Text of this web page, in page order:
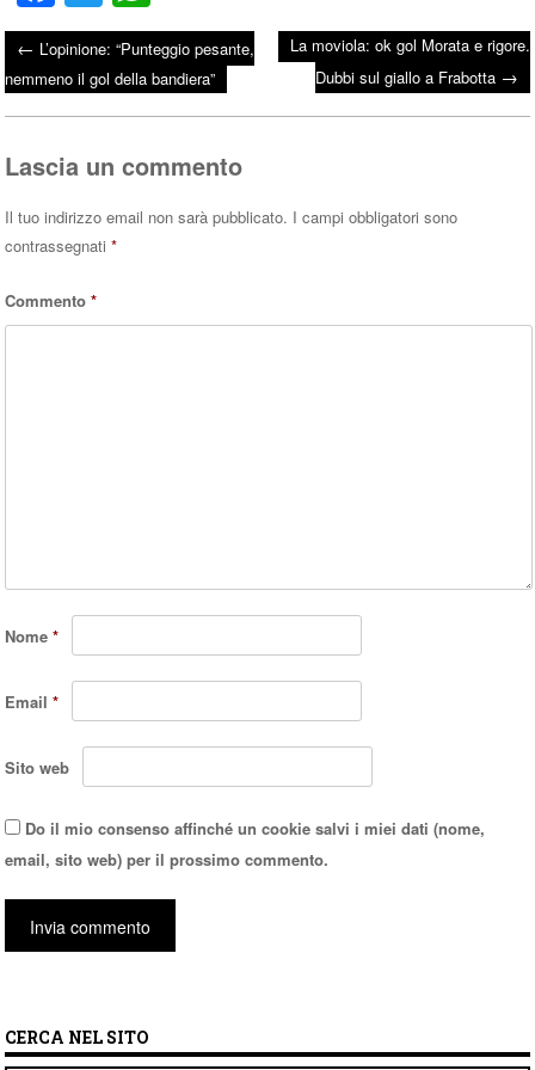
ce
bo
ok
wi
tte
r
ha
ts
A
Post navigation
← L’opinione: “Punteggio pesante,
nemmeno il gol della bandiera”
La moviola: ok gol Morata e rigore.
Dubbi sul giallo a Frabotta →
Lascia un commento
Il tuo indirizzo email non sarà pubblicato. I campi obbligatori sono
contrassegnati*
Commento*
Nome*
Email*
Sito web
Do il mio consenso affinché un cookie salvi i miei dati (nome,
email, sito web) per il prossimo commento.
CERCA NEL SITO